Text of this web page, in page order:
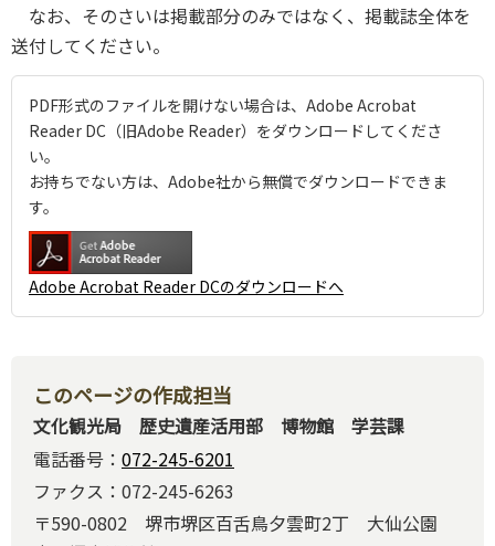
なお、そのさいは掲載部分のみではなく、掲載誌全体を
送付してください。
PDF形式のファイルを開けない場合は、Adobe Acrobat
Reader DC（旧Adobe Reader）をダウンロードしてくださ
い。
お持ちでない方は、Adobe社から無償でダウンロードできま
す。
Adobe Acrobat Reader DCのダウンロードへ
このページの作成担当
文化観光局 歴史遺産活用部 博物館 学芸課
電話番号： 072-245-6201
ファクス：072-245-6263
〒590-0802 堺市堺区百舌鳥夕雲町2丁 大仙公園